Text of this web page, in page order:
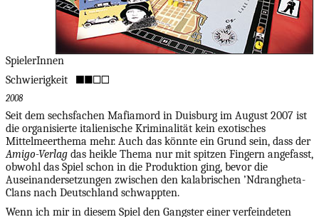
SpielerInnen
Schwierigkeit
2008
Seit dem sechsfachen Mafiamord in Duisburg im August 2007 ist
die organisierte italienische Kriminalität kein exotisches
Mittelmeerthema mehr. Auch das könnte ein Grund sein, dass der
Amigo-Verlag das heikle Thema nur mit spitzen Fingern angefasst,
obwohl das Spiel schon in die Produktion ging, bevor die
Auseinandersetzungen zwischen den kalabrischen ’Ndrangheta-
Clans nach Deutschland schwappten.
Wenn ich mir in diesem Spiel den Gangster einer verfeindeten